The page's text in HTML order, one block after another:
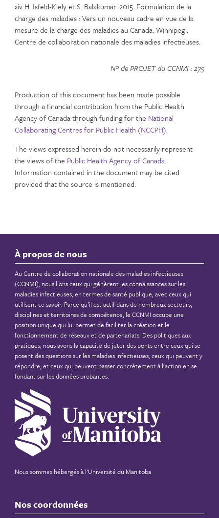
xiv H. Isfeld-Kiely et S. Balakumar. 2015. Formulation de la
charge des maladies : Vers un nouveau cadre en vue de la
mesure de la charge des maladies au Canada. Winnipeg :
Centre de collaboration nationale des maladies infectieuses.
Nº de PROJET du CCNMI : 275
Production of this document has been made possible
through a financial contribution from the Public Health
Agency of Canada through funding for the National
Collaborating Centres for Public Health (NCCPH).
The views expressed herein do not necessarily represent
the views of the Public Health Agency of Canada.
Information contained in the document may be cited
provided that the source is mentioned.
À propos de nous
Au Centre de collaboration nationale des maladies infectieuses
(CCNMI), nous lions ceux qui génèrent les connaissances sur les
maladies infectieuses, en termes de santé publique, avec ceux qui
utilisent ce savoir. Parce qu’il est actif dans de nombreux secteurs,
disciplines et territoires de compétence, le CCNMI occupe une
position unique qui lui permet de faciliter la création et le
fonctionnement de réseaux et de partenariats. Des politiques aux
pratiques, nous avons la capacité de jeter des ponts entre ceux qui se
posent des questions sur les maladies infectieuses, ceux qui peuvent y
répondre, et ceux qui peuvent passer concrètement à l’action en se
fondant sur les données probantes.
Nous sommes hébergés à l’Université du Manitoba
Nos coordonnées